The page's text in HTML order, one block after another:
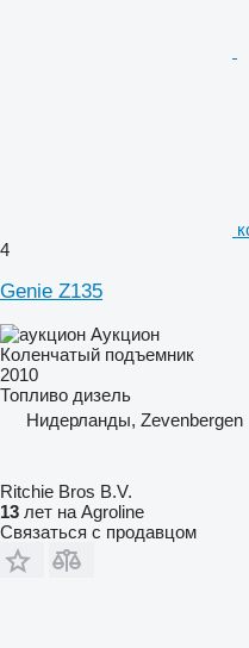
4
Genie Z135
Аукцион
Коленчатый подъемник
2010
Топливо дизель
Нидерланды, Zevenbergen
Ritchie Bros B.V.
13 лет на Agroline
Связаться с продавцом